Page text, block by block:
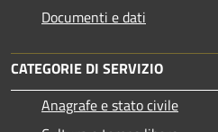
Documenti e dati
CATEGORIE DI SERVIZIO
Anagrafe e stato civile